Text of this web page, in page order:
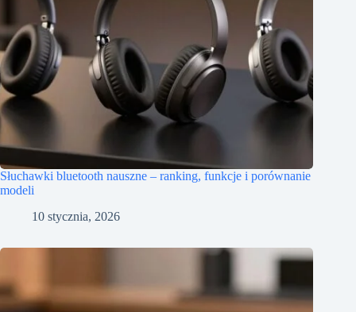
Słuchawki bluetooth nauszne – ranking, funkcje i porównanie
modeli
10 stycznia, 2026